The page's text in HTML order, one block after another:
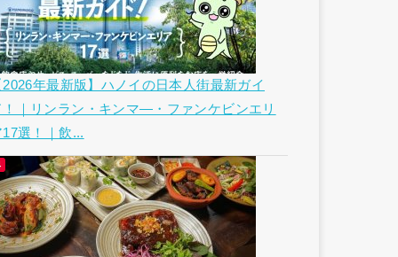
2026年最新版】ハノイの日本人街最新ガイ
！｜リンラン・キンマ―・ファンケビンエリ
17選！｜飲...